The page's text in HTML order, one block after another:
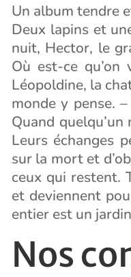
Un album tendre
Deux lapins et
nuit, Hector, le
Où est-ce
Léopoldine, la
monde y pense.
Quand
Leurs échanges
sur la mort et
ceux qui restent.
et deviennent
entier est un
Nos